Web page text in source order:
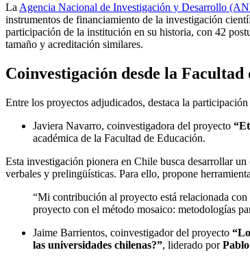
La Agencia Nacional de Investigación y Desarrollo
instrumentos de financiamiento de la investigación
participación de la institución en su historia, con 42
tamaño y acreditación similares.
Coinvestigación desde la Facultad
Entre los proyectos adjudicados, destaca la
Javiera Navarro, coinvestigadora del proyecto
académica de la Facultad de Educación.
Esta investigación pionera en Chile busca desarrollar un
verbales y prelingüísticas. Para ello, propone
“Mi contribución al proyecto está relacionada
proyecto con el método mosaico: metodologías
Jaime Barrientos, coinvestigador del proyecto
las universidades chilenas?”, liderado por